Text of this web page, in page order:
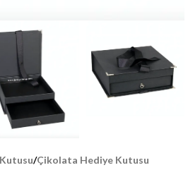
/Çikolata Hediye Kutusu